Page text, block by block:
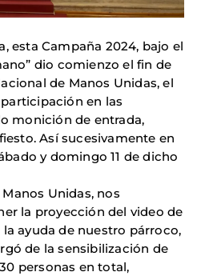
esta Campaña 2024, bajo el
dio comienzo el fin de
de Manos Unidas, el
en las
monición de entrada,
Así sucesivamente en
y domingo 11 de dicho
Unidas, nos
la proyección del video de
ayuda de nuestro párroco,
de la sensibilización de
personas en total,